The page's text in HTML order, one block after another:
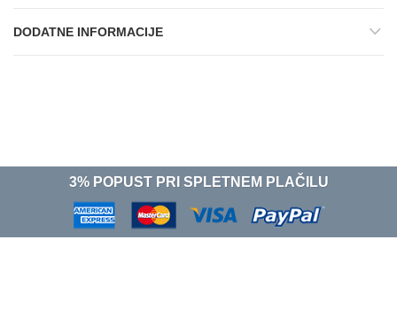
DODATNE INFORMACIJE
3% POPUST PRI SPLETNEM PLAČILU